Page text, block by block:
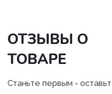
ОТЗЫВЫ О
ТОВАРЕ
Станьте первым -